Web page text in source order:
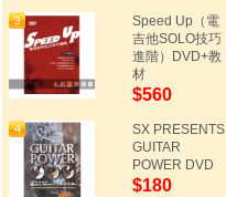
Speed Up（電
吉他SOLO技巧
進階）DVD+教
材
$560
SX PRESENTS
GUITAR
POWER DVD
$180